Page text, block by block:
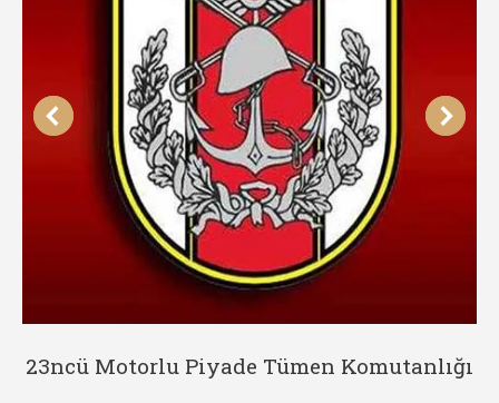
23ncü Motorlu Piyade Tümen Komutanlığı